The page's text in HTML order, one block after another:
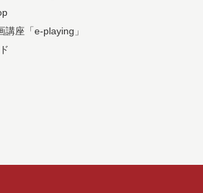
講座「e-playing」